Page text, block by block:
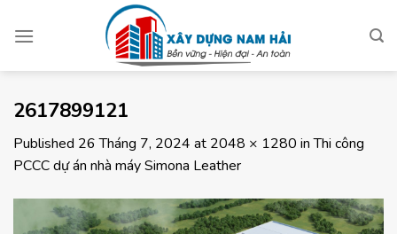
2617899121
Published 26 Tháng 7, 2024 at 2048 × 1280 inThi công
PCCC dự án nhà máy Simona Leather